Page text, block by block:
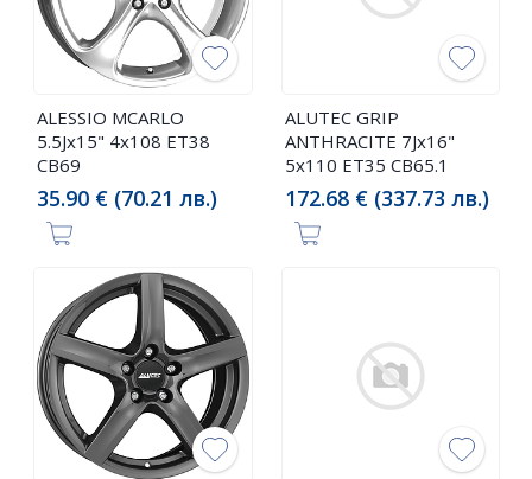
ALESSIO MCARLO
5.5Jx15" 4x108 ET38
CB69
35.90 € (70.21 лв.)
ALUTEC GRIP
ANTHRACITE 7Jx16"
5x110 ET35 CB65.1
172.68 € (337.73 лв.)